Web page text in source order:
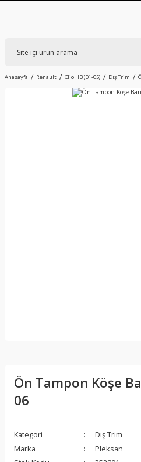
Anasayfa Renault Clio HB (01-05) Dış Trim
Ön Tampon Köşe
06
Kategori
Dış Trim
Marka
Pleksan